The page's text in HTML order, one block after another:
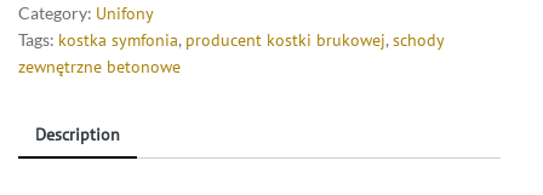
Category: Unifony
Tags: kostka symfonia, producent kostki brukowej,schody
zewnętrzne betonowe
Description